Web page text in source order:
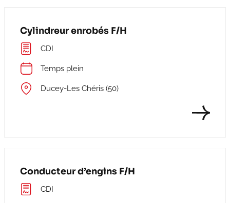
Cylindreur enrobés F/H
CDI
Temps plein
Ducey-Les Chéris (50)
Conducteur d’engins F/H
CDI